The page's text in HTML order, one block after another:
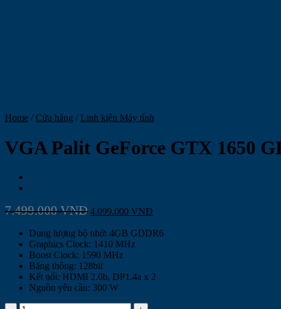
Home / Cửa hàng / Linh kiện Máy tính
VGA Palit GeForce GTX 1650
7.499.000VNĐ 4.099.000 VNĐ
Dung lượng bộ nhớ: 4GB GDDR6
Graphics Clock: 1410 MHz
Boost Clock: 1590 MHz
Băng thông: 128bit
Kết nối: HDMI 2.0b, DP1.4a x 2
Nguồn yêu cầu: 300 W